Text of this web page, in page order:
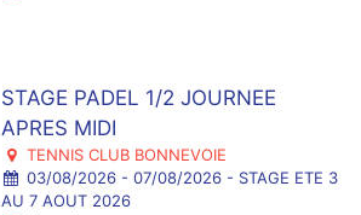
STAGE PADEL 1/2 JOURNEE
APRES MIDI
TENNIS CLUB BONNEVOIE
03/08/2026 - 07/08/2026 - STAGE ETE 3
AU 7 AOUT 2026